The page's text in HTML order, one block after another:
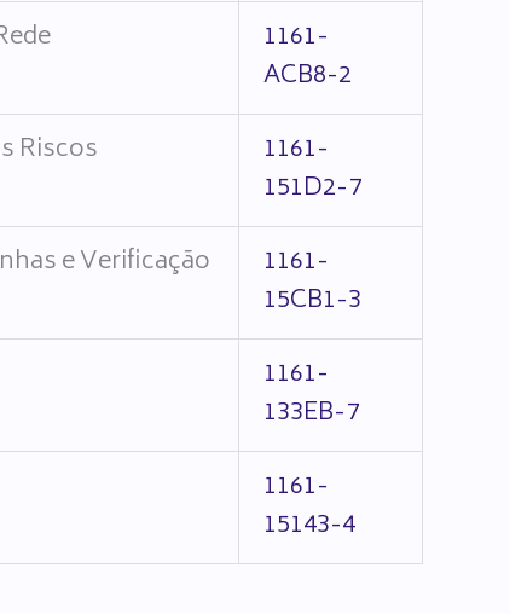
1161-
ACB8-2
Riscos
1161-
151D2-7
e Verificação
1161-
15CB1-3
1161-
133EB-7
1161-
15143-4